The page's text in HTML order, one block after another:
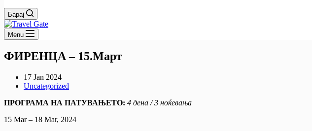
Барај
Menu
ФИРЕНЦА – 15.Март
17 Jan 2024
Uncategorized
ПРОГРАМА НА ПАТУВАЊЕТО: 4 дена / 3 ноќевања
15 Mar – 18 Mar, 2024